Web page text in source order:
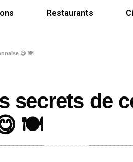
Restaurants
😋 🍽️
secrets de
🍽️